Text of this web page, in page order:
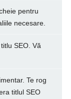
pentru
necesare.
SEO. Vă
Te rog
titlul SEO